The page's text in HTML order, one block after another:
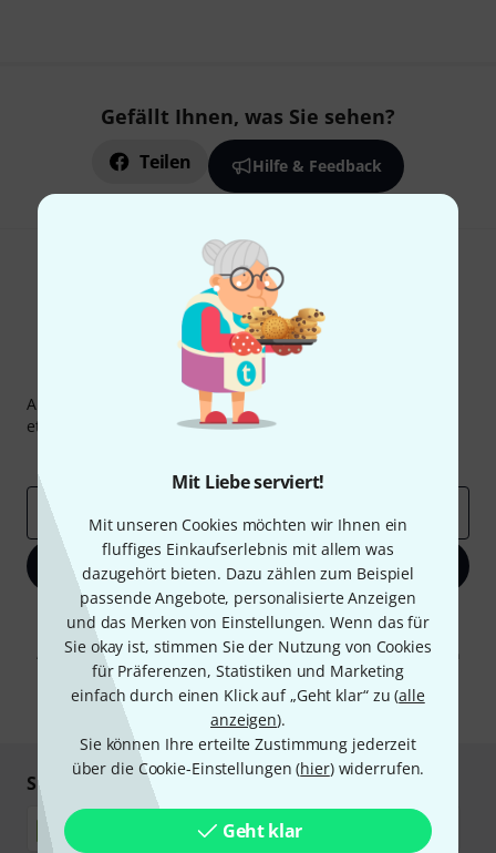
Mit Liebe serviert!
Mit unseren Cookies möchten wir Ihnen ein
fluffiges Einkaufserlebnis mit allem was
dazugehört bieten. Dazu zählen zum Beispiel
passende Angebote, personalisierte Anzeigen
und das Merken von Einstellungen. Wenn das für
Sie okay ist, stimmen Sie der Nutzung von Cookies
für Präferenzen, Statistiken und Marketing
einfach durch einen Klick auf „Geht klar“ zu (alle
anzeigen).
Sie können Ihre erteilte Zustimmung jederzeit
über die Cookie-Einstellungen (hier) widerrufen.
Geht klar
Gefällt Ihnen, was Sie sehen?
Teilen Hilfe & Feedback
Thomann Newsletter
Abonniere den Thomann Newsletter und gewinne mit
etwas Glück einen von50 Gutscheinen
E-Mail-Adresse
Jetzt anmelden
Mit Klick auf „Jetzt anmelden“ stimmen Sie dem Erhalt von E-Mail-
Werbung und einer Messung des E-Mail-Nutzungsverhaltens zu. Die
Abmeldung ist jederzeit möglich. Weitere Informationen finden Sie in
unserenDatenschutzhinweisen.
* Pflichtfeld
Sicher einkaufen & bezahlen